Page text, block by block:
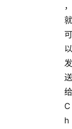
，
就
可
以
发
送
给
C
h